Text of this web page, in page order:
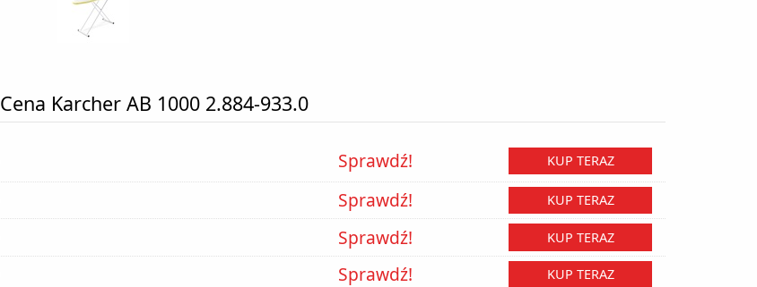
Cena Karcher AB 1000 2.884-933.0
Sprawdź! KUP TERAZ
Sprawdź! KUP TERAZ
Sprawdź! KUP TERAZ
Sprawdź! KUP TERAZ